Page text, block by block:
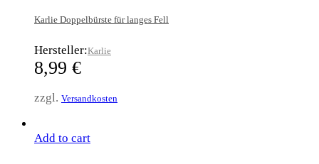
Karlie Doppelbürste für langes Fell
Hersteller:Karlie
8,99 €
zzgl. Versandkosten
Add to cart